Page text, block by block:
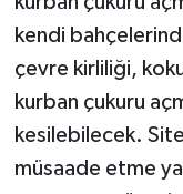
kendi
çevre kirliliği,
kurban çukuru
kesilebilecek.
müsaade etme